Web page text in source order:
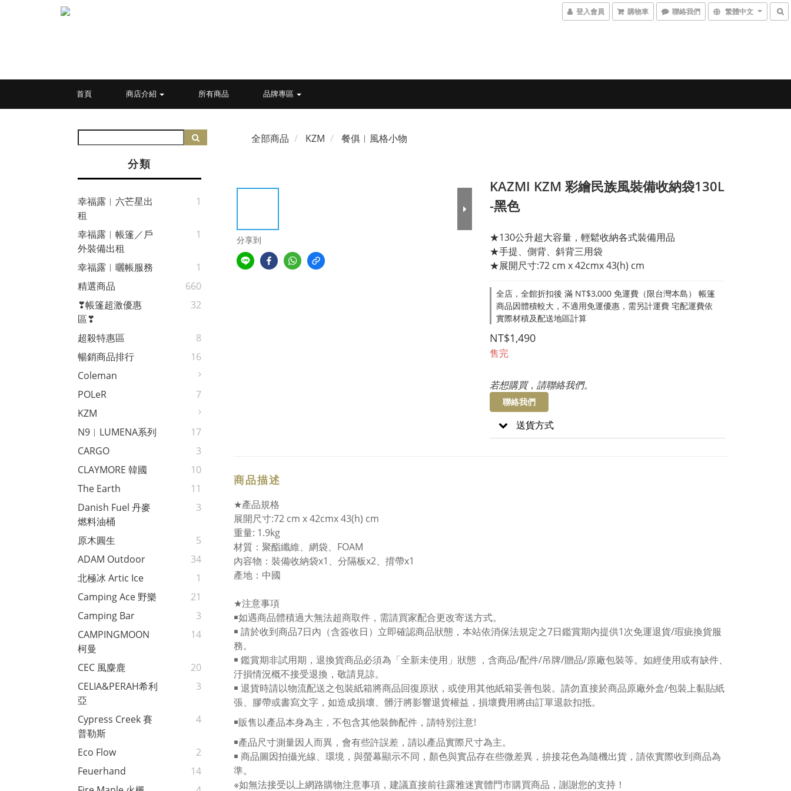
登入會員 購物車 聯絡我們 繁體中文
首頁 商店介紹 所有商品 品牌專區
分類
幸福露︱六芒星出
租
1
幸福露︱帳篷／戶
外裝備出租
1
幸福露︱曬帳服務
1
精選商品
660
❣帳篷超激優惠
區❣
32
超殺特惠區
8
暢銷商品排行
16
Coleman
POLeR
7
KZM
N9︱LUMENA系列
17
CARGO
3
CLAYMORE 韓國
10
The Earth
11
Danish Fuel 丹麥
燃料油桶
3
原木圓生
5
ADAM Outdoor
34
北極冰 Artic Ice
1
Camping Ace 野樂
21
Camping Bar
3
CAMPINGMOON
柯曼
14
CEC 風麋鹿
20
CELIA&PERAH希利
亞
3
Cypress Creek 賽
普勒斯
4
Eco Flow
2
Feuerhand
14
全部商品 KZM 餐俱︱風格小物
分享到
KAZMI KZM 彩繪民族風裝備收納袋130L
-黑色
★130公升超大容量，輕鬆收納各式裝備用品
★手提、側背、斜背三用袋
★展開尺寸:72 cm x 42cmx 43(h) cm
全店，全館折扣後 滿 NT$3,000 免運費（限台灣本島） 帳篷
商品因體積較大，不適用免運優惠，需另計運費 宅配運費依
實際材積及配送地區計算
NT$1,490
售完
若想購買，請聯絡我們。
聯絡我們
送貨方式
商品描述
★產品規格
展開尺寸:72 cm x 42cmx 43(h) cm
重量: 1.9kg
材質：聚酯纖維、網袋、 FOAM
內容物：裝備收納袋x1 、分隔板x2、揹帶x1
產地：中國
★注意事項
￭如遇商品體積過大無法超商取件，需請買家配合更改寄送方式。
￭ 請於收到商品7日內（含簽收日）立即確認商品狀態，本站依消保法規定之7日鑑賞期內提供1次免運退貨/瑕疵換貨服
務。
￭ 鑑賞期非試用期，退換貨商品必須為「全新未使用」狀態 ，含商品/配件/吊牌/贈品/原廠包裝等。如經使用或有缺件、
汙損情況概不接受退換，敬請見諒。
￭ 退貨時請以物流配送之包裝紙箱將商品回復原狀，或使用其他紙箱妥善包裝。請勿直接於商品原廠外盒/包裝上黏貼紙
張、膠帶或書寫文字，如造成損壞、髒汙將影響退貨權益，損壞費用將由訂單退款扣抵。
￭販售以產品本身為主，不包含其他裝飾配件，請特別注意!
￭產品尺寸測量因人而異，會有些許誤差，請以產品實際尺寸為主。
￭ 商品圖因拍攝光線、環境，與螢幕顯示不同，顏色與實品存在些微差異，拚接花色為隨機出貨，請依實際收到商品為
準。
※如無法接受以上網路購物注意事項，建議直接前往露雅迷實體門市購買商品，謝謝您的支持！